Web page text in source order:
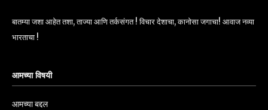
बातम्या जशा आहेत तशा, ताज्या आणि तर्कसंगत ! विचार देशाचा, कानोसा जगाचा! आवाज नव्या
भारताचा !
आमच्या विषयी
आमच्या बद्दल